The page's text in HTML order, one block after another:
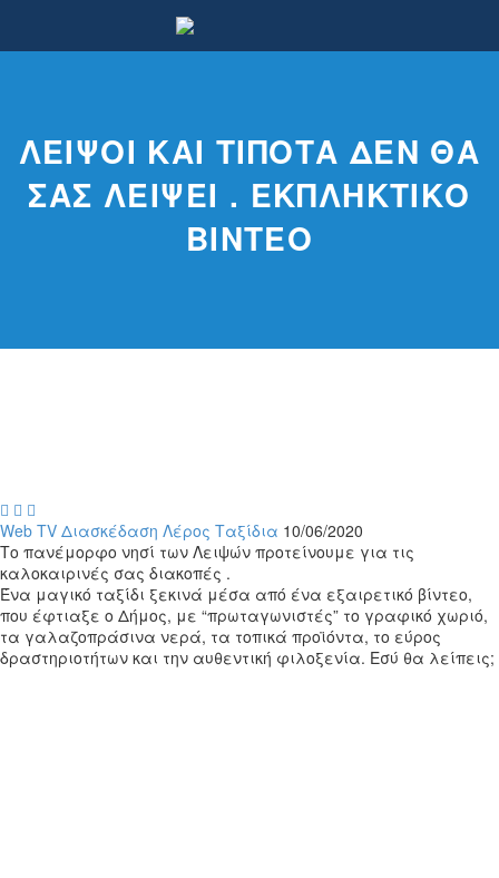
ΛΕΙΨΟΊ ΚΑΙ ΤΊΠΟΤΑ ΔΕΝ ΘΑ
ΣΑΣ ΛΕΊΨΕΙ . ΕΚΠΛΗΚΤΙΚΌ
ΒΊΝΤΕΟ
  
Web TV Διασκέδαση Λέρος Ταξίδια 10/06/2020
Το πανέμορφο νησί των Λειψών προτείνουμε για τις
καλοκαιρινές σας διακοπές .
Ένα μαγικό ταξίδι ξεκινά μέσα από ένα εξαιρετικό βίντεο,
που έφτιαξε ο Δήμος, με “πρωταγωνιστές” το γραφικό χωριό,
τα γαλαζοπράσινα νερά, τα τοπικά προϊόντα, το εύρος
δραστηριοτήτων και την αυθεντική φιλοξενία. Εσύ θα λείπεις;